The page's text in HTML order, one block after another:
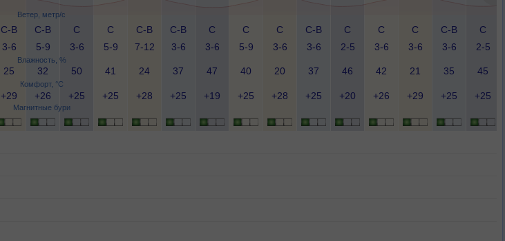
Ветер, метр/с
Влажность, %
Комфорт, °C
Магнитные бури
С-В
3-6
С-В
5-9
С
3-6
С
5-9
С-В
7-12
С-В
3-6
С
3-6
С
5-9
С
3-6
С-В
3-6
С
2-5
С
3-6
С
3-6
С-В
3-6
С
2-5
25 32 50 41 24 37 47 40 20 37 46 42 21 35 45
+29 +26 +25 +25 +28 +25 +19 +25 +28 +25 +20 +26 +29 +25 +25